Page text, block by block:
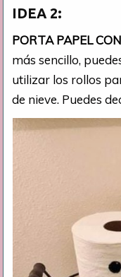
IDEA 2:
PORTA PAPEL
más sencillo,
utilizar los rollos
de nieve. Puedes